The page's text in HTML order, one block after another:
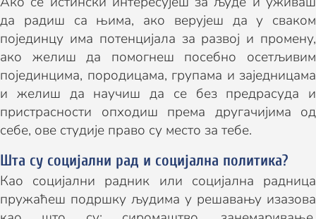
да радиш са њима, ако верујеш да у сваком
појединцу има потенцијала за развој и промену,
ако желиш да помогнеш посебно осетљивим
појединцима, породицама, групама и заједницама
и желиш да научиш да се без предрасуда и
пристрасности опходиш према другачијима од
себе, ове студије право су место за тебе.
Шта су социјални рад и социјална политика?
Као социјални радник или социјална радница
пружаћеш подршку људима у решавању изазова